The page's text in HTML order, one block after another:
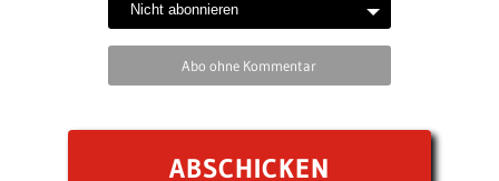
Abo ohne Kommentar